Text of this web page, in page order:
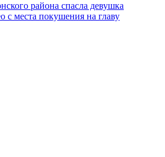
района спасла девушка
с места покушения на главу